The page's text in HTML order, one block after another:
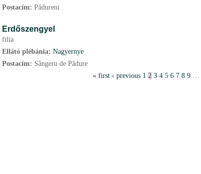
Postacím: Pădureni
Erdőszengyel
filia
Ellátó plébánia: Nagyernye
Postacím: Sângeru de Pădure
« first ‹ previous 1 2 3 4 5 6 7 8 9 …